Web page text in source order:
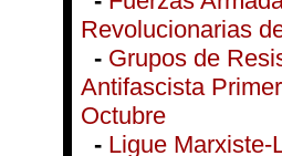
Revolucionarias
- Grupos de
Antifascista
Octubre
- Ligue Marxiste-